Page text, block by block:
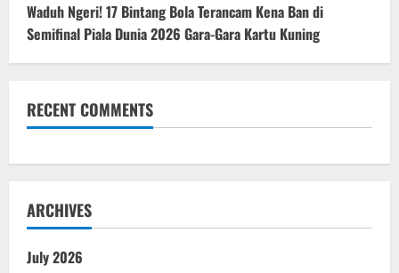
Waduh Ngeri! 17 Bintang Bola Terancam Kena Ban di
Semifinal Piala Dunia 2026 Gara-Gara Kartu Kuning
RECENT COMMENTS
ARCHIVES
July 2026